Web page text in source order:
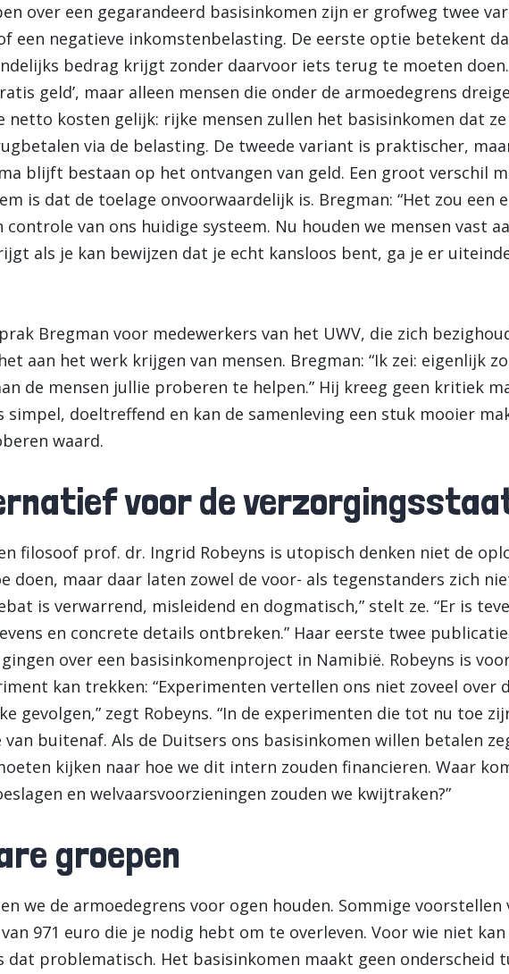
over een gegarandeerd basisinkomen zijn er grofweg twee
een negatieve inkomstenbelasting. De eerste optie betekent
bedrag krijgt zonder daarvoor iets terug te moeten
geld’, maar alleen mensen die onder de armoedegrens
netto kosten gelijk: rijke mensen zullen het basisinkomen dat
via de belasting. De tweede variant is praktischer,
blijft bestaan op het ontvangen van geld. Een groot verschil
is dat de toelage onvoorwaardelijk is. Bregman: “Het zou een
van ons huidige systeem. Nu houden we mensen vast
als je kan bewijzen dat je echt kansloos bent, ga je er
Bregman voor medewerkers van het UWV, die zich
aan het werk krijgen van mensen. Bregman: “Ik zei: eigenlijk
de mensen jullie proberen te helpen.” Hij kreeg geen kritiek
simpel, doeltreffend en kan de samenleving een stuk mooier
waard.
voor de
filosoof prof. dr. Ingrid Robeyns is utopisch denken niet de
doen, maar daar laten zowel de voor- als tegenstanders zich
is verwarrend, misleidend en dogmatisch,” stelt ze. “Er is
en concrete details ontbreken.” Haar eerste twee
over een basisinkomenproject in Namibië. Robeyns is
kan trekken: “Experimenten vertellen ons niet zoveel over
gevolgen,” zegt Robeyns. “In de experimenten die tot nu toe
van buitenaf. Als de Duitsers ons basisinkomen willen betalen
kijken naar hoe we dit intern zouden financieren. Waar
en welvaarsvoorzieningen zouden we kwijtraken?”
groepen
we de armoedegrens voor ogen houden. Sommige voorstellen
971 euro die je nodig hebt om te overleven. Voor wie niet
dat problematisch. Het basisinkomen maakt geen onderscheid